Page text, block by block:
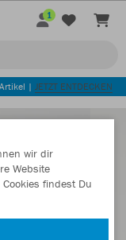
1
| JETZT ENTDECKEN
wir dir
Website
findest Du